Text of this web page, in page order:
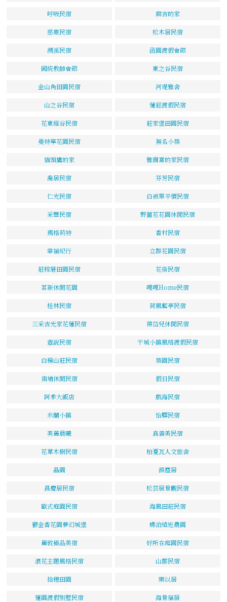
呼吸民宿 麻吉的家
慈惠民宿 松木居民宿
溯溪民宿 函園渡假會館
國統教師會館 東之谷民宿
金山角田園民宿 河堤雅舍
山之谷民宿 蓮莊渡假民宿
花東縱谷民宿 莊家堡田園民宿
曼特寧花園民宿 無名小築
貓頭鷹的家 雅爾富的家民宿
喬居民宿 芬芳民宿
仁光民宿 白被單平價民宿
采豐民宿 野薑花花園休閒民宿
瑪格莉特 香村民宿
幸福紀行 立群花園民宿
莊稼厝田園民宿 花術民宿
茗新休閒花園 嘎嘎Home民宿
桂林民宿 荷風藍亭民宿
三采吉光家花蓮民宿 葆岱兒休閒民宿
壺說民宿 干城小鎮風格渡假民宿
白楊山莊民宿 築園民宿
南埔休閒民宿 假日民宿
阿季大飯店 戲海民宿
米蘭小鎮 怡驛民宿
美麗晨曦 真善美民宿
花草木樹民宿 柏夏瓦人文旅舍
晶園 滌塵居
昌慶居民宿 松芸居景觀民宿
歐式庭園民宿 海風田莊民宿
鬱金香花園夢幻城堡 蝶泊遠近農園
麗敦極品美宿 好所在庭園民宿
浪花主題風格民宿 山郡民宿
拾穗田園 樂以居
蓮園渡假別墅民宿 海景福居